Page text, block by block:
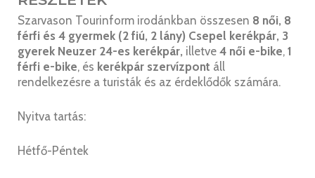
Szarvason Tourinform irodánkban összesen 8 női, 8
férfi és 4 gyermek (2 fiú, 2 lány) Csepel kerékpár, 3
gyerek Neuzer 24-es kerékpár, illetve 4 női e-bike, 1
férfi e-bike, és kerékpár szervízpont áll
rendelkezésre a turisták és az érdeklődők számára.
Nyitva tartás:
Hétfő-Péntek